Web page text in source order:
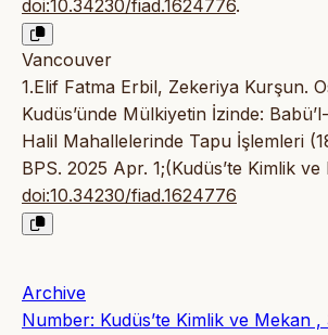
doi:10.34230/fiad.1624776.
Vancouver
1.Elif Fatma Erbil, Zekeriya Kurşun.
Kudüs’ünde Mülkiyetin İzinde:
Halil Mahallelerinde Tapu İşlemleri
BPS. 2025 Apr. 1;(Kudüs’te Kimlik
doi:10.34230/fiad.1624776
Archive
Number: Kudüs’te Kimlik ve Mekan ,